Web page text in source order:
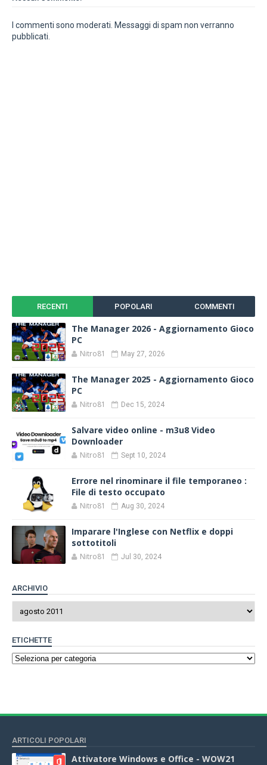
I commenti sono moderati. Messaggi di spam non verranno
pubblicati.
RECENTI POPOLARI COMMENTI
The Manager 2026 - Aggiornamento Gioco
PC
Nitro81 May 27, 2026
The Manager 2025 - Aggiornamento Gioco
PC
Nitro81 Dec 15, 2024
Salvare video online - m3u8 Video
Downloader
Nitro81 Sept 10, 2024
Errore nel rinominare il file temporaneo :
File di testo occupato
Nitro81 Aug 30, 2024
Imparare l'Inglese con Netflix e doppi
sottotitoli
Nitro81 Jul 30, 2024
ARCHIVIO
ETICHETTE
ARTICOLI POPOLARI
Attivatore Windows e Office - WOW21